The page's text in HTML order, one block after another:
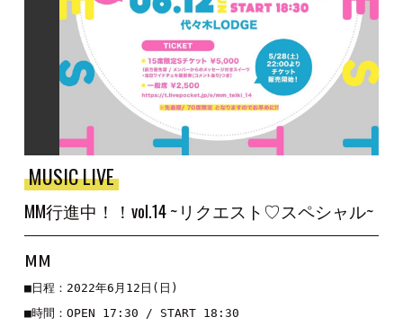
MUSIC LIVE
MM行進中！！vol.14 ~リクエスト♡スペシャル~
MM
■日程：2022年6月12日(日)
■時間：OPEN 17:30 / START 18:30